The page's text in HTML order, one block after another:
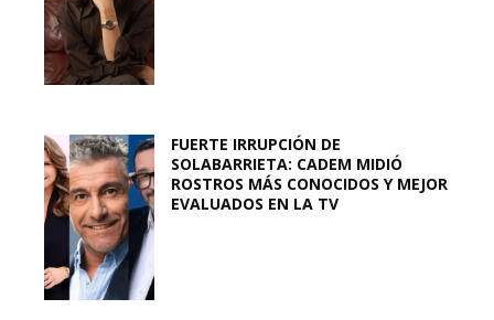
FUERTE IRRUPCIÓN DE
SOLABARRIETA: CADEM MIDIÓ
ROSTROS MÁS CONOCIDOS Y MEJOR
EVALUADOS EN LA TV